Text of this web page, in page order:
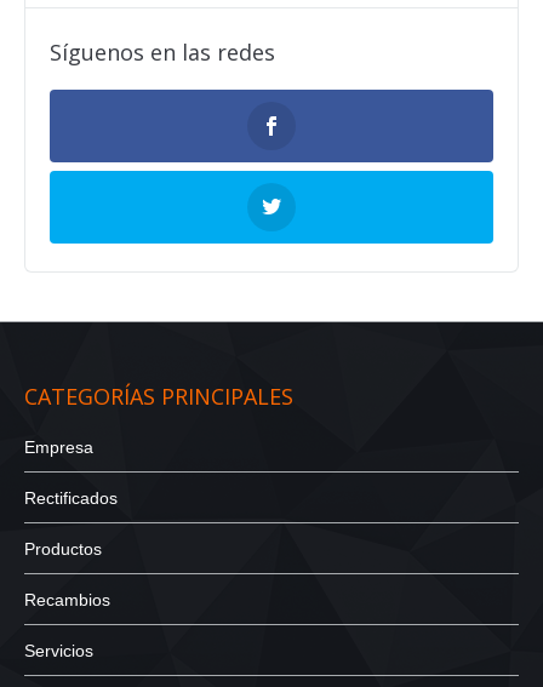
Síguenos en las redes
CATEGORÍAS PRINCIPALES
Empresa
Rectificados
Productos
Recambios
Servicios